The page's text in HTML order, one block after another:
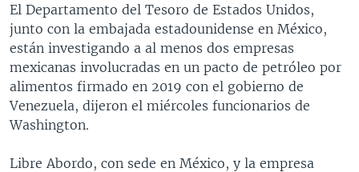
NOTA ECONÓMICA
ENTRETENIMIENTO
Idiomas
El Departamento del Tesoro de Estados Unidos,
junto con la embajada estadounidense en México,
están investigando a al menos dos empresas
mexicanas involucradas en un pacto de petróleo por
alimentos firmado en 2019 con el gobierno de
Venezuela, dijeron el miércoles funcionarios de
Washington.
Libre Abordo, con sede en México, y la empresa